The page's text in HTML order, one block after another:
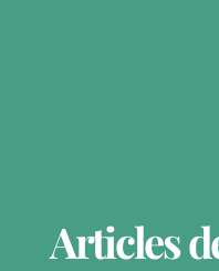
Articles